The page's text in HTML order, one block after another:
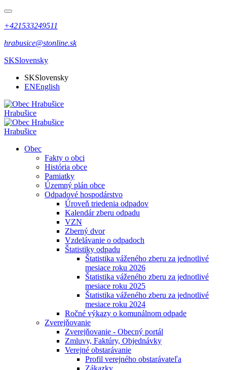
+421533249511
hrabusice@stonline.sk
SKSlovensky
SKSlovensky
ENEnglish
Hrabušice
Hrabušice
Obec
Fakty o obci
História obce
Pamiatky
Územný plán obce
Odpadové hospodárstvo
Úroveň triedenia odpadov
Kalendár zberu odpadu
VZN
Zberný dvor
Vzdelávanie o odpadoch
Štatistiky odpadu
Štatistika váženého zberu za jednotlivé
mesiace roku 2026
Štatistika váženého zberu za jednotlivé
mesiace roku 2025
Štatistika váženého zberu za jednotlivé
mesiace roku 2024
Ročné výkazy o komunálnom odpade
Zverejňovanie
Zverejňovanie - Obecný portál
Zmluvy, Faktúry, Objednávky
Verejné obstarávanie
Profil verejného obstarávateľa
Zákazky